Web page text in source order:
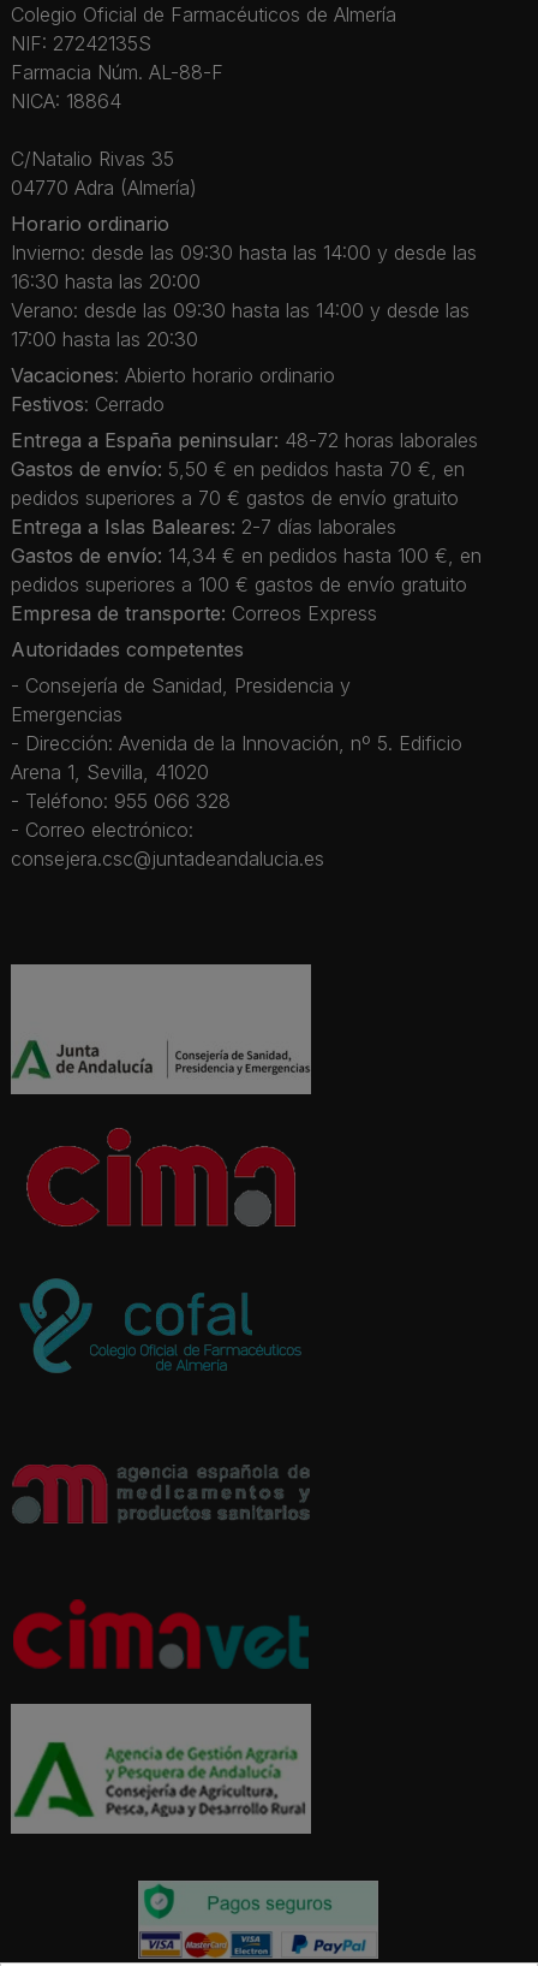
Colegio Oficial de Farmacéuticos de Almería
NIF: 27242135S
Farmacia Núm. AL-88-F
NICA: 18864
C/Natalio Rivas 35
04770 Adra (Almería)
Horario ordinario
Invierno: desde las 09:30 hasta las 14:00 y desde las
16:30 hasta las 20:00
Verano: desde las 09:30 hasta las 14:00 y desde las
17:00 hasta las 20:30
Vacaciones: Abierto horario ordinario
Festivos: Cerrado
Entrega a España peninsular: 48-72 horas laborales
Gastos de envío: 5,50 € en pedidos hasta 70 €, en
pedidos superiores a 70 € gastos de envío gratuito
Entrega a Islas Baleares: 2-7 días laborales
Gastos de envío: 14,34 € en pedidos hasta 100 €, en
pedidos superiores a 100 € gastos de envío gratuito
Empresa de transporte: Correos Express
Autoridades competentes
- Consejería de Sanidad, Presidencia y
Emergencias
- Dirección: Avenida de la Innovación, nº 5. Edificio
Arena 1, Sevilla, 41020
- Teléfono: 955 066 328
- Correo electrónico:
consejera.csc@juntadeandalucia.es